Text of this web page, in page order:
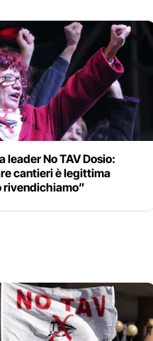
leader No TAV Dosio:
cantieri è legittima
rivendichiamo”